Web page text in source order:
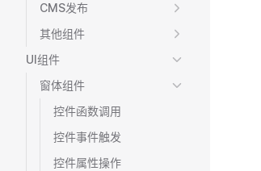
CMS发布
其他组件
UI组件
窗体组件
控件函数调用
控件事件触发
控件属性操作